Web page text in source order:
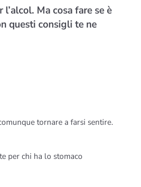
Ma cosa fare se è
questi consigli te ne
tornare a farsi sentire.
per chi ha lo stomaco